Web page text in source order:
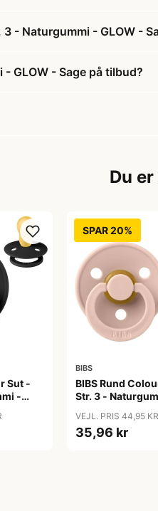
- Naturgummi - GLOW -
GLOW - Sage på tilbud?
Du
Sut -
-
SPAR 20%
BIBS
BIBS Rund
Str. 3 -
VEJL. PRIS 44,95 KR
35,96 kr